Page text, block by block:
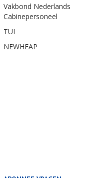
Vakbond Nederlands
Cabinepersoneel
TUI
NEWHEAP